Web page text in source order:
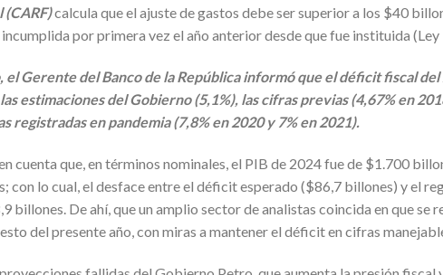
(CARF)calcula que el ajuste de gastos debe ser superior a los $40
por primera vez el año anterior desde que fue instituida
el Gerente del Banco de la República informó que el déficit fiscal del
estimaciones del Gobierno (5,1%), las cifras previas (4,67% en
registradas en pandemia (7,8% en 2020 y 7% en 2021).
cuenta que, en términos nominales, el PIB de 2024 fue de $1.700
con lo cual, el desface entre el déficit esperado ($86,7 billones) y el
billones. De ahí, que un amplio sector de analistas coincida en que se
del presente año, con miras a mantener el déficit en cifras